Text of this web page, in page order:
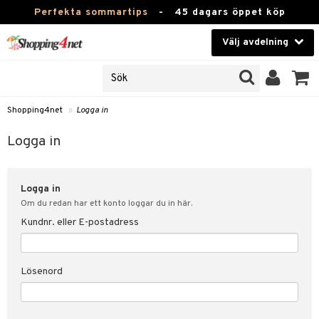
Perfekta sommartips - 45 dagars öppet köp
Välj avdelning
Kontaktlinser
Hälsokost
Fitness
Hem & Inredning
Leksaker, Barn & Baby
Varumärken
Shopping4net » Logga in
Logga in
Logga in
Om du redan har ett konto loggar du in här.
Kundnr. eller E-postadress
Lösenord
svar